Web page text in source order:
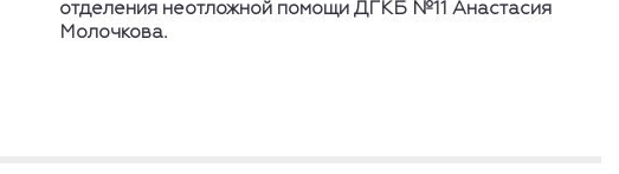
отделения неотложной помощи ДГКБ №11 Анастасия
Молочкова.